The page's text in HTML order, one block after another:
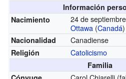
Información
Nacimiento
24 de
Ottawa (Canadá)
Nacionalidad Canadiense
Religión Catolicismo
Familia